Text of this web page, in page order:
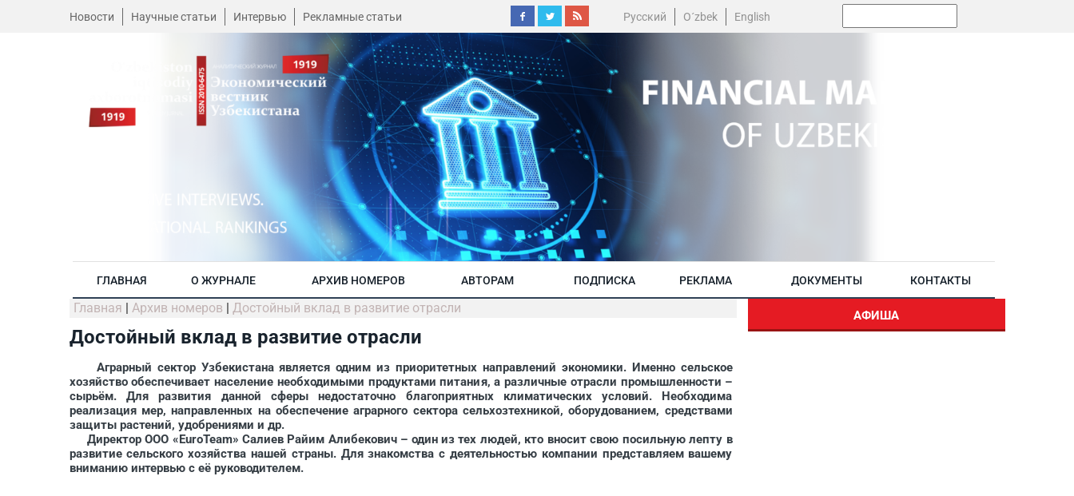
Новости Научные статьи Интервью Рекламные статьи Русский O´zbek English
ГЛАВНАЯ О ЖУРНАЛЕ АРХИВ НОМЕРОВ АВТОРАМ ПОДПИСКА РЕКЛАМА ДОКУМЕНТЫ КОНТАКТЫ
Главная | Архив номеров | Достойный вклад в развитие отрасли
Достойный вклад в развитие отрасли
Аграрный сектор Узбекистана является одним из приоритетных направлений экономики. Именно сельское
хозяйство обеспечивает население необходимыми продуктами питания, а различные отрасли промышленности –
сырьём. Для развития данной сферы недостаточно благоприятных климатических условий. Необходима
реализация мер, направленных на обеспечение аграрного сектора сельхозтехникой, оборудованием, средствами
защиты растений, удобрениями и др.
Директор ООО «EuroTeam» Салиев Райим Алибекович – один из тех людей, кто вносит свою посильную лепту в
развитие сельского хозяйства нашей страны. Для знакомства с деятельностью компании представляем вашему
вниманию интервью с её руководителем.
АФИША